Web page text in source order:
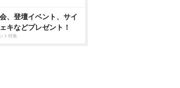
、登壇イベント、サイ
キなどプレゼント！
ト特集